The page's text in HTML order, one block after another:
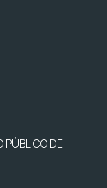
PÚBLICO DE